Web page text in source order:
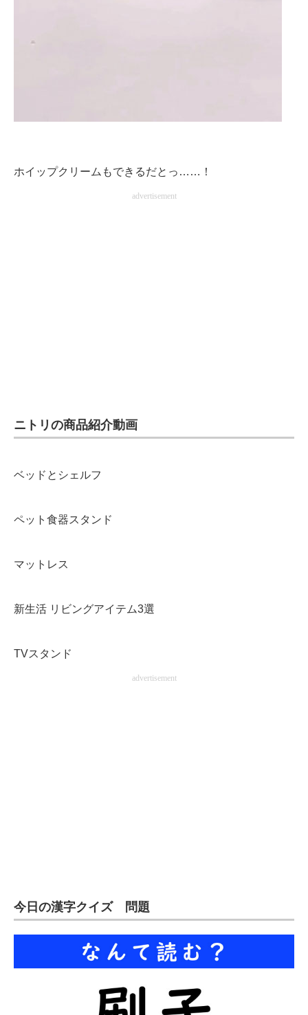
ホイップクリームもできるだとっ……！
advertisement
ニトリの商品紹介動画
ベッドとシェルフ
ペット食器スタンド
マットレス
新生活 リビングアイテム3選
TVスタンド
advertisement
今日の漢字クイズ 問題